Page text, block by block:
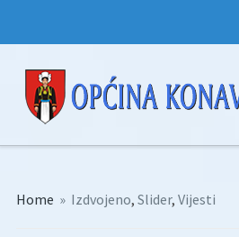
Home » Izdvojeno, Slider, Vijesti